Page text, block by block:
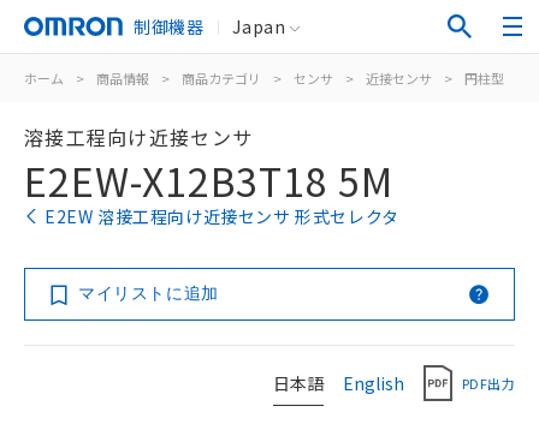
制御機器 Japan
ホーム > 商品情報 > 商品カテゴリ > センサ > 近接センサ > 円柱型
溶接工程向け近接センサ
E2EW-X12B3T18 5M
E2EW 溶接工程向け近接センサ 形式セレクタ
マイリストに追加
日本語 English PDF出力